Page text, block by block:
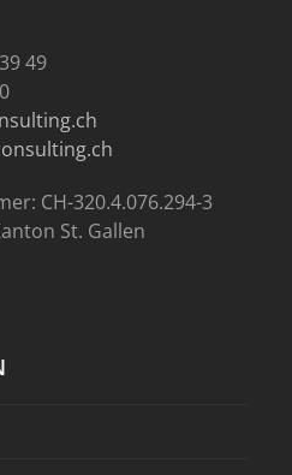
49
CH-320.4.076.294-3
St. Gallen